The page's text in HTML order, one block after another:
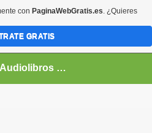
Libros y Audiolibros Para emprendedores
con PaginaWebGratis.es. ¿Quieres
GRATIS